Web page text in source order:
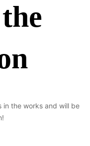
in the works and will be